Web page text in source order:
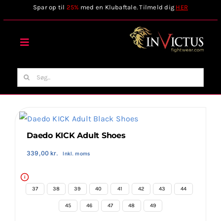
to
Spar op til 25% med en Klubaftale. Tilmeld dig HER
Toggle
Forside
Stilart / Kampsport
Invictus Brands
Søg
efter:
Daedo KICK Adult Shoes
339,00kr. Inkl. moms
i
37 38 39 40 41 42 43 44
45 46 47 48 49